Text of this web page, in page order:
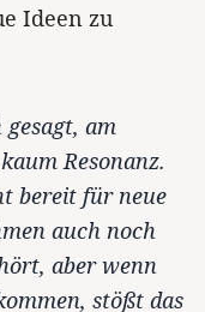
Ideen zu
am
Resonanz.
bereit für neue
auch noch
aber wenn
stößt das